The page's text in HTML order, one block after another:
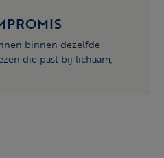
binnen dezelfde
die past bij lichaam,